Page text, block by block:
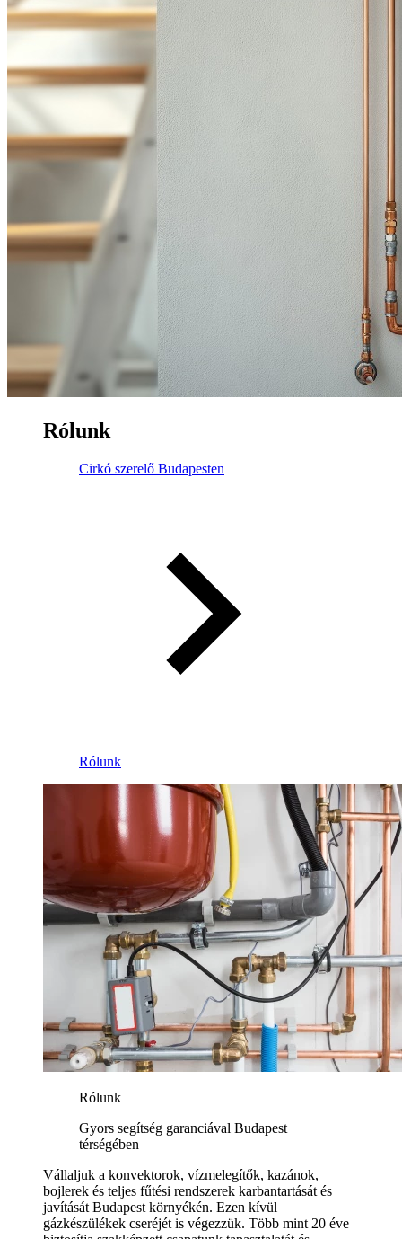
Rólunk
Cirkó szerelő Budapesten
Rólunk
Rólunk
Gyors segítség garanciával Budapest
térségében
Vállaljuk a konvektorok, vízmelegítők, kazánok,
bojlerek és teljes fűtési rendszerek karbantartását és
javítását Budapest környékén. Ezen kívül
gázkészülékek cseréjét is végezzük. Több mint 20 éve